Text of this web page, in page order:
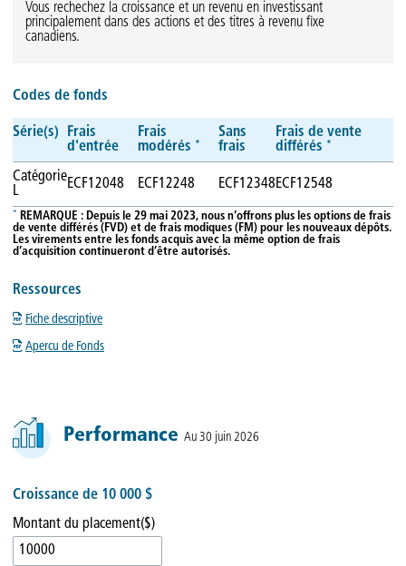
Vous rechechez la croissance et un revenu en investissant
principalement dans des actions et des titres à revenu fixe
canadiens.
Codes de fonds
Série(s)
Frais
d'entrée
Frais
modérés *
Sans
frais
Frais de vente
différés *
Catégorie
L
ECF12048 ECF12248 ECF12348ECF12548
*
REMARQUE : Depuis le 29 mai 2023, nous n’offrons plus les options de frais
de vente différés (FVD) et de frais modiques (FM) pour les nouveaux dépôts.
Les virements entre les fonds acquis avec la même option de frais
d’acquisition continueront d’être autorisés.
Ressources
Fiche descriptive
Apercu de Fonds
Performance Au 30 juin 2026
Croissance de 10 000 $
Montant du placement($)